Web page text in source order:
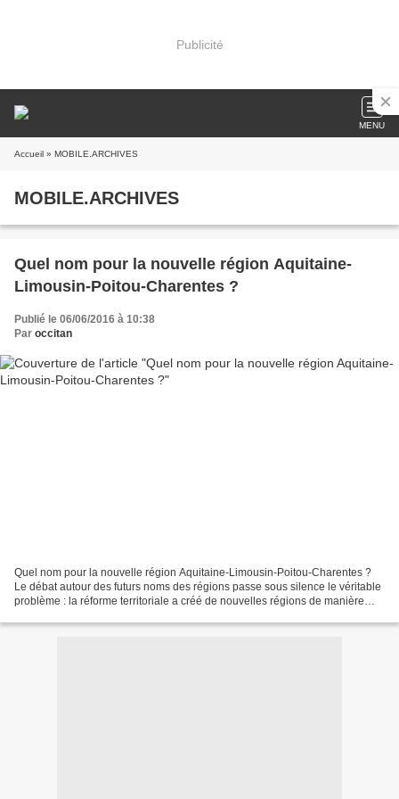
Publicité
MENU
Accueil » MOBILE.ARCHIVES
MOBILE.ARCHIVES
Quel nom pour la nouvelle région Aquitaine-
Limousin-Poitou-Charentes ?
Publié le 06/06/2016 à 10:38
Par occitan
Quel nom pour la nouvelle région Aquitaine-Limousin-Poitou-Charentes ?
Le débat autour des futurs noms des régions passe sous silence le véritable
problème : la réforme territoriale a créé de nouvelles régions de manière